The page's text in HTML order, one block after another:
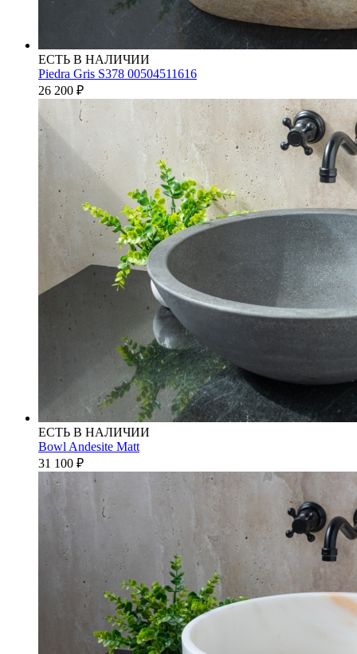
ЕСТЬ В НАЛИЧИИ
Piedra Gris S378 00504511616
26 200 ₽
ЕСТЬ В НАЛИЧИИ
Bowl Andesite Matt
31 100 ₽